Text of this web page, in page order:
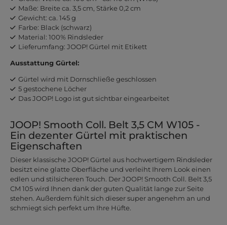
Maße: Breite ca. 3,5 cm, Stärke 0,2 cm
Gewicht: ca. 145 g
Farbe: Black (schwarz)
Material: 100% Rindsleder
Lieferumfang: JOOP! Gürtel mit Etikett
Ausstattung Gürtel:
Gürtel wird mit Dornschließe geschlossen
5 gestochene Löcher
Das JOOP! Logo ist gut sichtbar eingearbeitet
JOOP! Smooth Coll. Belt 3,5 CM W105 -
Ein dezenter Gürtel mit praktischen
Eigenschaften
Dieser klassische JOOP! Gürtel aus hochwertigem Rindsleder
besitzt eine glatte Oberfläche und verleiht Ihrem Look einen
edlen und stilsicheren Touch. Der JOOP! Smooth Coll. Belt 3,5
CM 105 wird Ihnen dank der guten Qualität lange zur Seite
stehen. Außerdem fühlt sich dieser super angenehm an und
schmiegt sich perfekt um Ihre Hüfte.